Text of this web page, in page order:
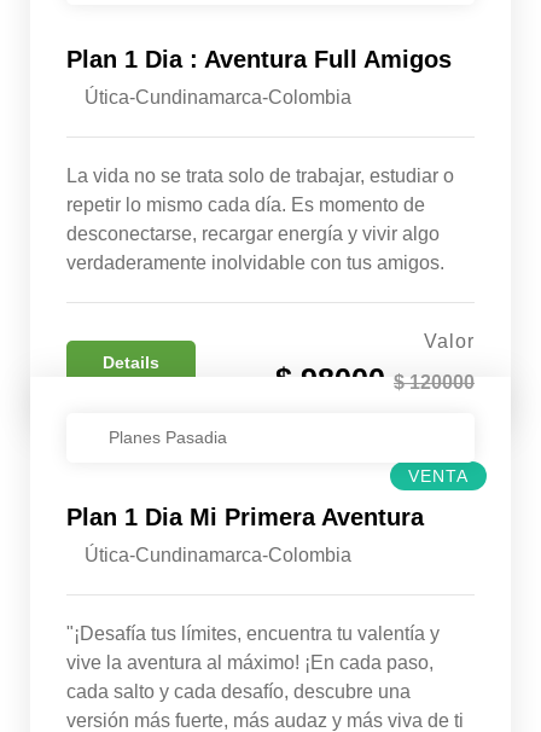
Plan 1 Dia : Aventura Full Amigos
Útica-Cundinamarca-Colombia
La vida no se trata solo de trabajar, estudiar o
repetir lo mismo cada día. Es momento de
desconectarse, recargar energía y vivir algo
verdaderamente inolvidable con tus amigos.
Details
Valor
$ 98000 $ 120000
VENTA
Planes Pasadia
Plan 1 Dia Mi Primera Aventura
Útica-Cundinamarca-Colombia
"¡Desafía tus límites, encuentra tu valentía y
vive la aventura al máximo! ¡En cada paso,
cada salto y cada desafío, descubre una
versión más fuerte, más audaz y más viva de ti